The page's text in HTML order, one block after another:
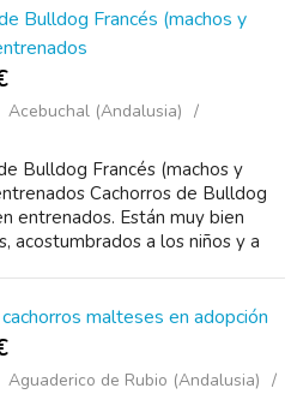
Bulldog Francés (machos y
Acebuchal (Andalusia)
Bulldog Francés (machos y
Cachorros de Bulldog
entrenados. Están muy bien
acostumbrados a los niños y a
malteses en adopción
Aguaderico de Rubio (Andalusia)